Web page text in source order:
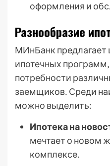
оформления и
Разнообразие
МИнБанк предлагает
ипотечных
потребности
заемщиков․ Среди
можно выделить:
Ипотека на
мечтает о новом
комплексе․